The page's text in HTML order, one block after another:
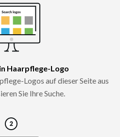
Haarpflege-Logo
Logos auf dieser Seite aus
Sie Ihre Suche.